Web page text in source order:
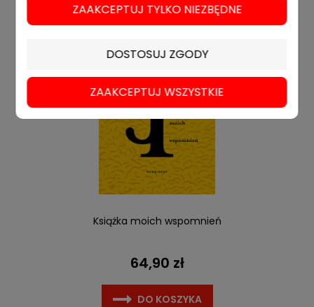
Książka moich wspomnień
64,90 zł
DO KOSZYKA
ZAAKCEPTUJ TYLKO NIEZBĘDNE
DOSTOSUJ ZGODY
ZAAKCEPTUJ WSZYSTKIE